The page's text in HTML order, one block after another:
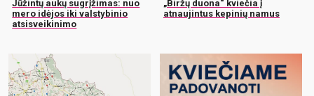
Jūžintų aukų sugrįžimas: nuo
mero idėjos iki valstybinio
atsisveikinimo
„Biržų duona“ kviečia į
atnaujintus kepinių namus